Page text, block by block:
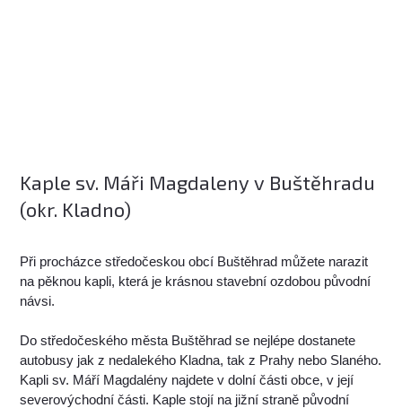
Kaple sv. Máři Magdaleny v Buštěhradu
(okr. Kladno)
Při procházce středočeskou obcí Buštěhrad můžete narazit
na pěknou kapli, která je krásnou stavební ozdobou původní
návsi.
Do středočeského města Buštěhrad se nejlépe dostanete
autobusy jak z nedalekého Kladna, tak z Prahy nebo Slaného.
Kapli sv. Máří Magdalény najdete v dolní části obce, v její
severovýchodní části. Kaple stojí na jižní straně původní